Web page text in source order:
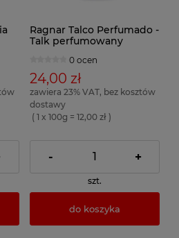
Ragnar Talco Perfumado -
Talk perfumowany
0 ocen
24,00 zł
zawiera 23% VAT, bez kosztów
dostawy
( 1 x 100g = 12,00 zł )
- +
szt.
do koszyka